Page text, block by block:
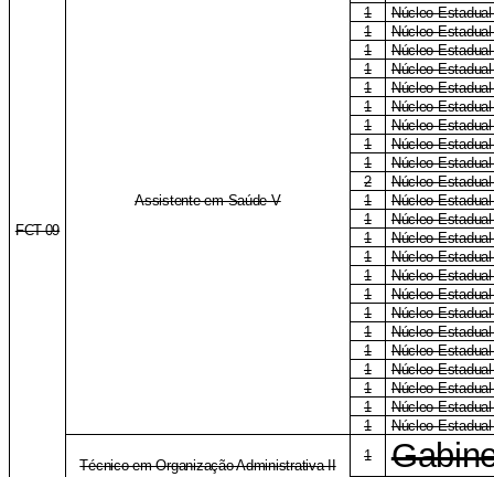
FCT-09
Assistente em Saúde V
1
Núcleo
1
Núcleo
1
Núcleo
1
Núcleo
1
Núcleo
1
Núcleo
1
Núcleo
1
Núcleo
1
Núcleo
2
Núcleo
1
Núcleo
1
Núcleo
1
Núcleo
1
Núcleo
1
Núcleo
1
Núcleo
1
Núcleo
1
Núcleo
1
Núcleo
1
Núcleo
1
Núcleo
1
Núcleo
1
Núcleo
Técnico em Organização Administrativa II
1